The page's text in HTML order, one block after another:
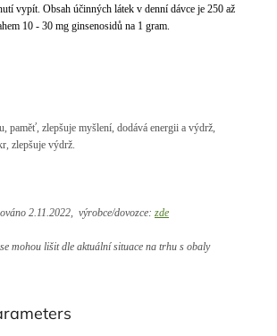
vypít. Obsah účinných látek v denní dávce je 250 až
10 - 30 mg ginsenosidů na 1 gram.
paměť, zlepšuje myšlení, dodává energii a výdrž,
zlepšuje výdrž.
2.11.2022, výrobce/dovozce: zde
mohou lišit dle aktuální situace na trhu s obaly